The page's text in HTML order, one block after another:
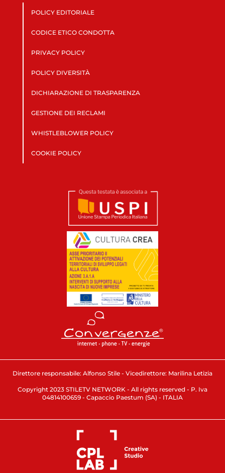
POLICY EDITORIALE
CODICE ETICO CONDOTTA
PRIVACY POLICY
POLICY DIVERSITÀ
DICHIARAZIONE DI TRASPARENZA
GESTIONE DEI RECLAMI
WHISTLEBLOWER POLICY
COOKIE POLICY
Direttore responsabile: Alfonso Stile - Vicedirettore: Marilina Letizia
Copyright 2023 STILETV NETWORK - All rights reserved - P. Iva
04814100659 - Capaccio Paestum (SA) - ITALIA